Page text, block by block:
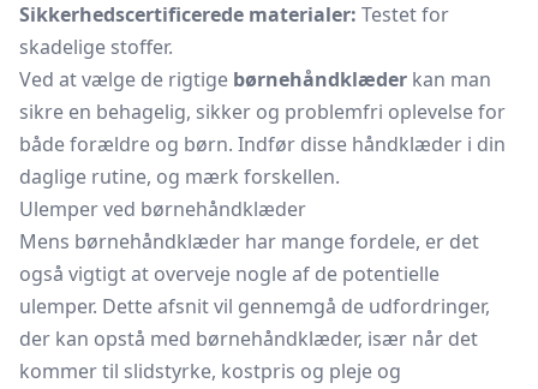
Sikkerhedscertificerede materialer: Testet for
skadelige stoffer.
Ved at vælge de rigtige børnehåndklæder kan man
sikre en behagelig, sikker og problemfri oplevelse for
både forældre og børn. Indfør disse håndklæder i din
daglige rutine, og mærk forskellen.
Ulemper ved børnehåndklæder
Mens børnehåndklæder har mange fordele, er det
også vigtigt at overveje nogle af de potentielle
ulemper. Dette afsnit vil gennemgå de udfordringer,
der kan opstå med børnehåndklæder, især når det
kommer til slidstyrke, kostpris og pleje og